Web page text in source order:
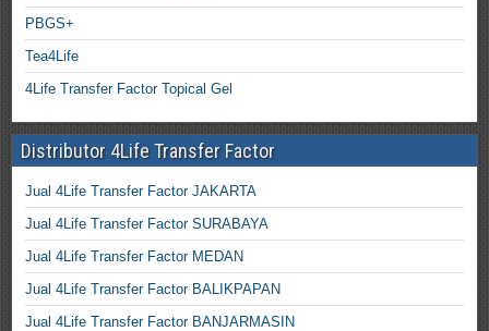
PBGS+
Tea4Life
4Life Transfer Factor Topical Gel
Distributor 4Life Transfer Factor
Jual 4Life Transfer Factor JAKARTA
Jual 4Life Transfer Factor SURABAYA
Jual 4Life Transfer Factor MEDAN
Jual 4Life Transfer Factor BALIKPAPAN
Jual 4Life Transfer Factor BANJARMASIN